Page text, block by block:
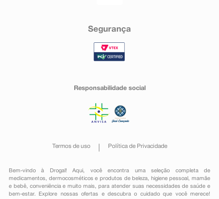
Segurança
Responsabilidade social
Termos de uso Política de Privacidade
Bem-vindo à Drogal! Aqui, você encontra uma seleção completa de
medicamentos , dermocosméticos e produtos de beleza, higiene pessoal ,mamãe
e bebê, conveniênciae muito mais, para atender suas necessidades de saúde e
bem-estar. Explore nossas ofertas e descubra o cuidado que você merece!